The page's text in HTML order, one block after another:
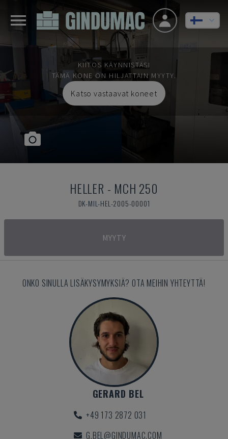
KIITOS KÄYNNISTÄSI
TÄMÄ KONE ON HILJATTAIN MYYTY.
Katso vastaavat koneet
HELLER - MCH 250
DK-MIL-HEL-2005-00001
MYYTY
ONKO SINULLA LISÄKYSYMYKSIÄ? OTA MEIHIN YHTEYTTÄ!
GERARD BEL
+49 173 2872 031
G.BEL@GINDUMAC.COM